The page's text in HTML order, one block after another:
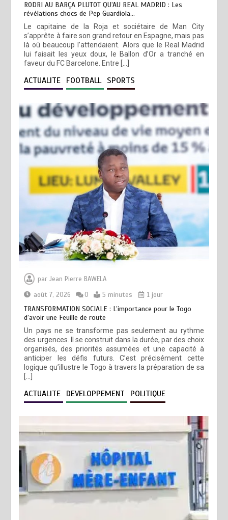
RODRI AU BARÇA PLUTOT QU’AU REAL MADRID : Les
révélations chocs de Pep Guardiola…
Le capitaine de la Roja et sociétaire de Man City
s’apprête à faire son grand retour en Espagne, mais pas
là où beaucoup l’attendaient. Alors que le Real Madrid
lui faisait les yeux doux, le Ballon d’Or a tranché en
faveur du FC Barcelone. Entre […]
ACTUALITE FOOTBALL SPORTS
parJean Pierre BAWELA
août 7, 2026
0 5 minutes 1 jour
TRANSFORMATION SOCIALE : L’importance pour le Togo
d’avoir une Feuille de route
Un pays ne se transforme pas seulement au rythme
des urgences. Il se construit dans la durée, par des choix
organisés, des priorités assumées et une capacité à
anticiper les défis futurs. C’est précisément cette
logique qu’illustre le Togo à travers la préparation de sa
[…]
ACTUALITE DEVELOPPEMENT POLITIQUE